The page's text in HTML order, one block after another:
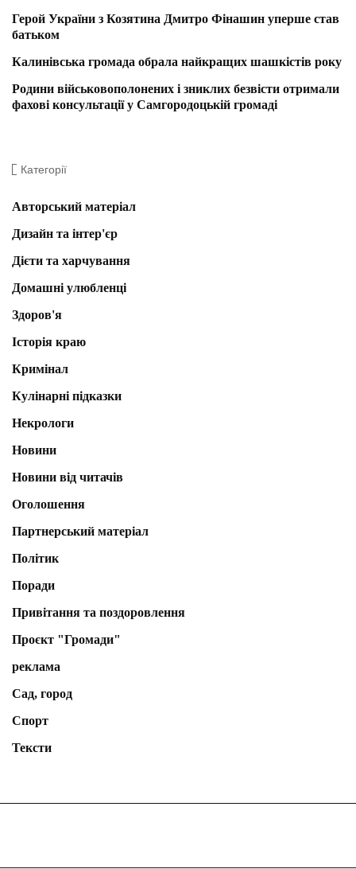
Герой України з Козятина Дмитро Фінашин уперше став
батьком
Калинівська громада обрала найкращих шашкістів року
Родини військовополонених і зниклих безвісти отримали
фахові консультації у Самгородоцькій громаді
Категорії
Авторський матеріал
Дизайн та інтер'єр
Дієти та харчування
Домашні улюбленці
Здоров'я
Історія краю
Кримінал
Кулінарні підказки
Некрологи
Новини
Новини від читачів
Оголошення
Партнерський матеріал
Політик
Поради
Привітання та поздоровлення
Проєкт "Громади"
реклама
Сад, город
Спорт
Тексти